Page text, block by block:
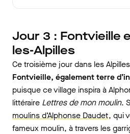
Jour 3 : Fontvieille
les-Alpilles
Ce troisième jour dans les
Fontvieille, également terre
puisque ce village inspira à
littéraire Lettres de mon moulin.
moulins d’Alphonse Daudet, qui
fameux moulin, à travers les